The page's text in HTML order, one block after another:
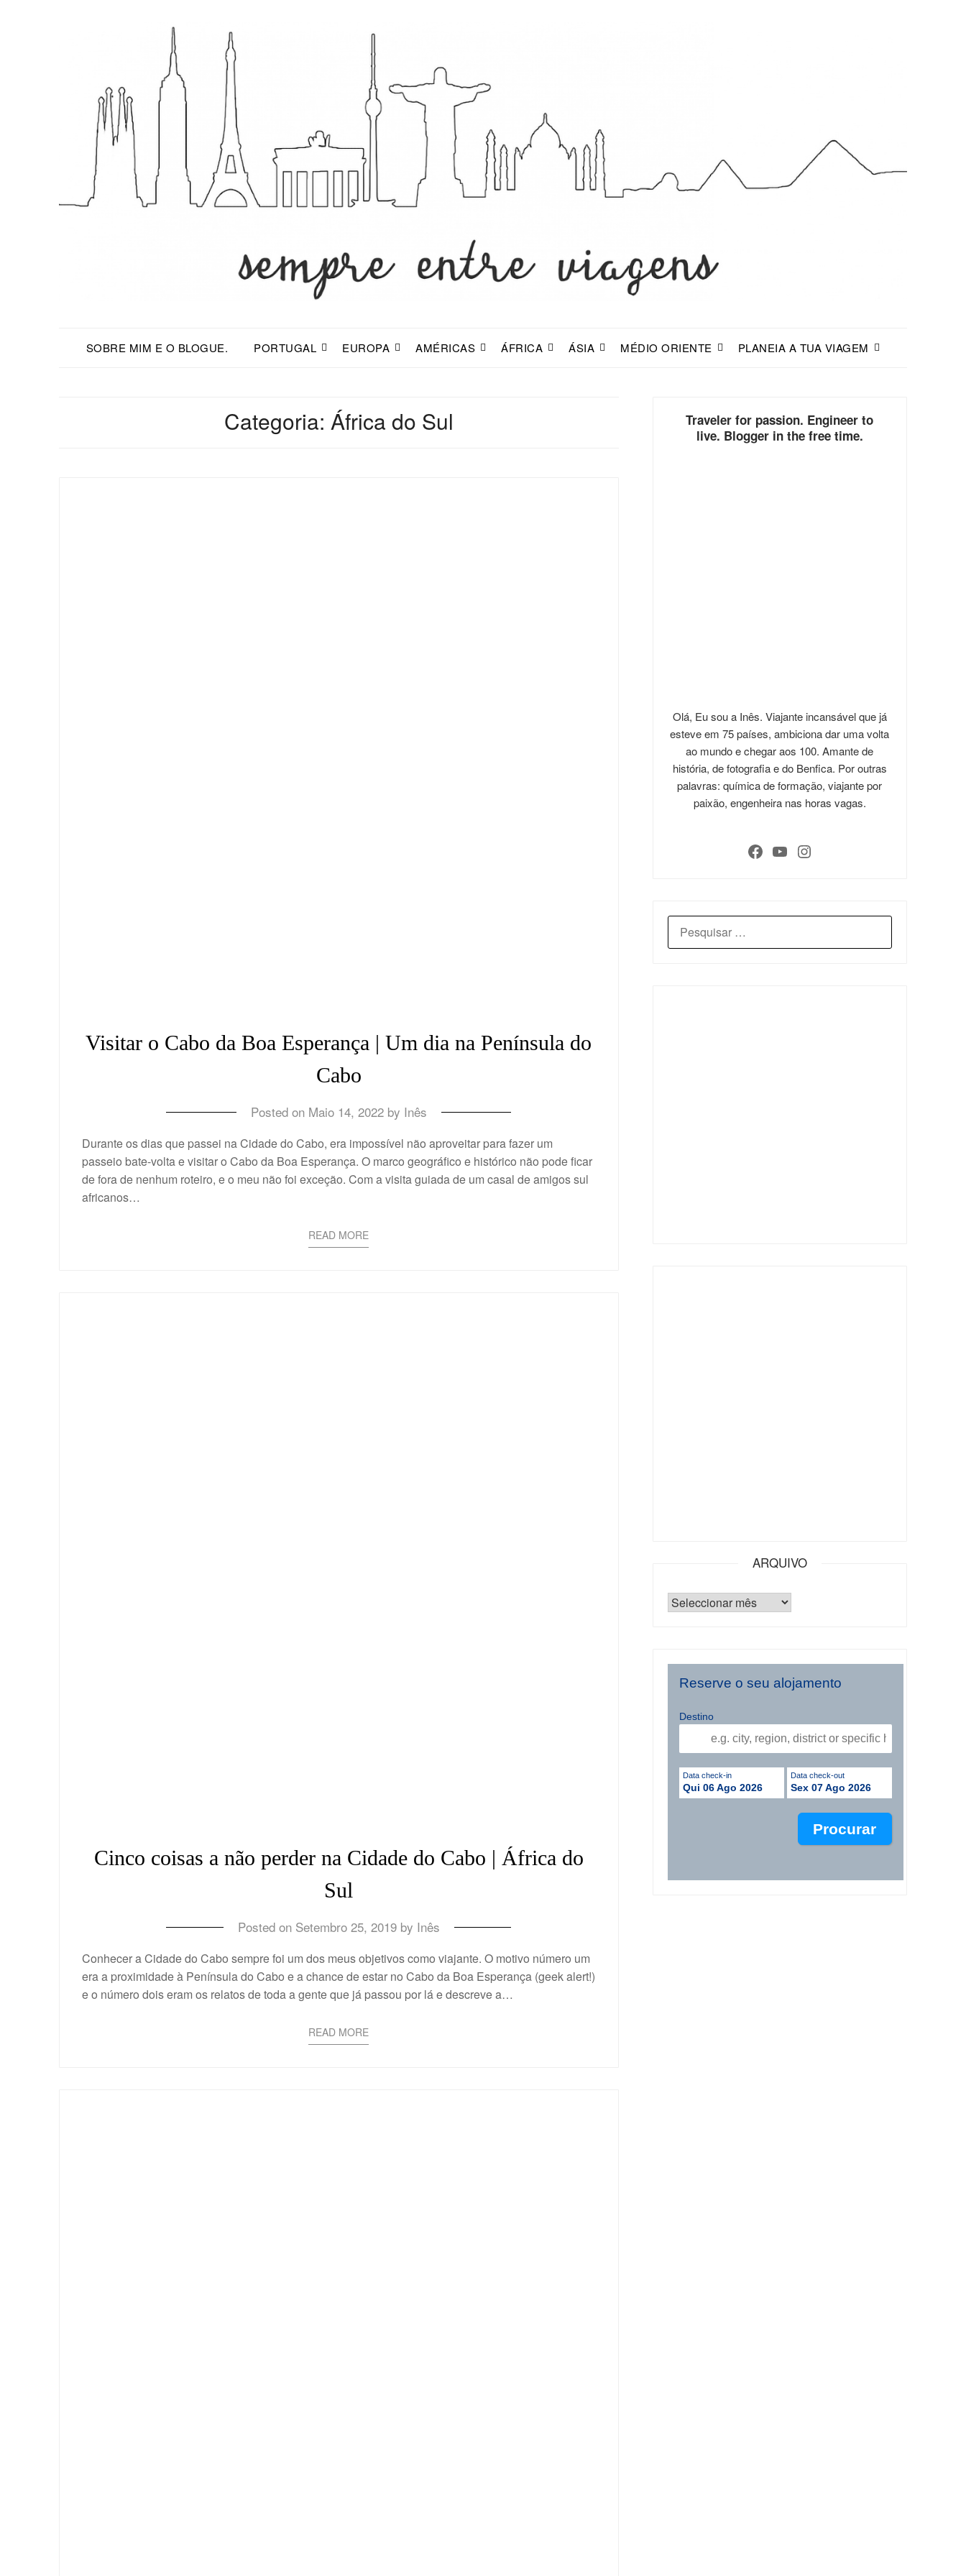
SOBRE MIM E O BLOGUE. PORTUGAL EUROPA AMÉRICAS ÁFRICA ÁSIA MÉDIO ORIENTE PLANEIA A TUA VIAGEM
Categoria: África do Sul
Visitar o Cabo da Boa Esperança | Um dia na Península do
Cabo
Posted on Maio 14, 2022by Inês
Durante os dias que passei na Cidade do Cabo, era impossível não aproveitar para fazer um
passeio bate-volta e visitar o Cabo da Boa Esperança. O marco geográfico e histórico não pode ficar
de fora de nenhum roteiro, e o meu não foi exceção. Com a visita guiada de um casal de amigos sul
africanos…
READ MORE
Cinco coisas a não perder na Cidade do Cabo | África do
Sul
Posted on Setembro 25, 2019by Inês
Conhecer a Cidade do Cabo sempre foi um dos meus objetivos como viajante. O motivo número um
era a proximidade à Península do Cabo e a chance de estar no Cabo da Boa Esperança (geek alert!)
e o número dois eram os relatos de toda a gente que já passou por lá e descreve a…
READ MORE
Traveler for passion. Engineer to
live. Blogger in the free time.
Olá, Eu sou a Inês. Viajante incansável que já
esteve em 75 países, ambiciona dar uma volta
ao mundo e chegar aos 100. Amante de
história, de fotografia e do Benfica. Por outras
palavras: química de formação, viajante por
paixão, engenheira nas horas vagas.
ARQUIVO
Reserve o seu alojamento
Destino
Data check-in
Qui 06 Ago 2026
Data check-out
Sex 07 Ago 2026